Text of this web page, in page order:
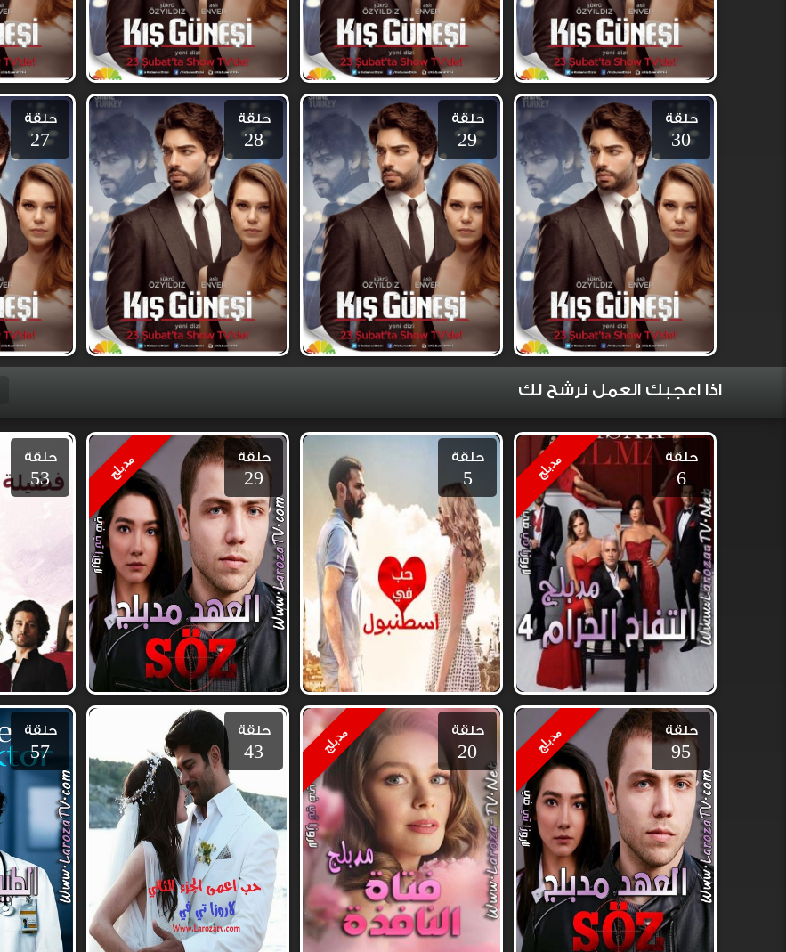
حلقة
30
حلقة
29
حلقة
28
حلقة
27
اذا اعجبك العمل نرشح لك
مدبلج حلقة
6
حلقة
5 مدبلج حلقة
29
حلقة
53
مدبلج حلقة
95 مدبلج حلقة
20
حلقة
43
حلقة
57